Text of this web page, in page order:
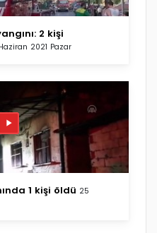
2 kişi
2021 Pazar
1 kişi öldü 25